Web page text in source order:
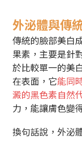
外泌體與傳
傳統的臉部美白
果素，主要是針
於比較單一的美
在表面，它能同
澱的黑色素自然
力，能讓膚色變
換句話說，外泌